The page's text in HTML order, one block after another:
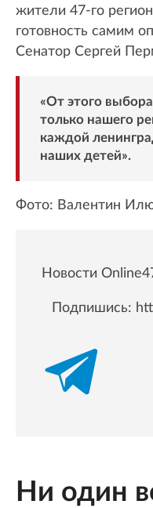
жители 47-го
готовность самим
Сенатор Сергей
«От этого
только нашего
каждой
наших детей».
Фото: Валентин
Новости
Подпишись:
Ни один